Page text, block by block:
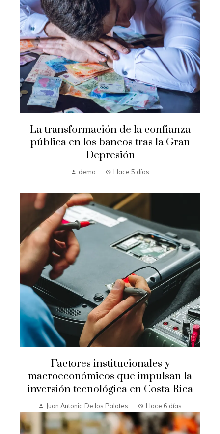
La transformación de la confianza
pública en los bancos tras la Gran
Depresión
demo Hace 5 días
Factores institucionales y
macroeconómicos que impulsan la
inversión tecnológica en Costa Rica
Juan Antonio De los Palotes Hace 6 días